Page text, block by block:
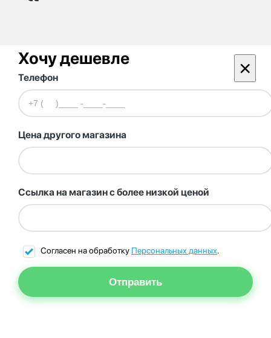
Хочу дешевле ×
Телефон
Цена другого магазина
Ссылка на магазин с более низкой ценой
Согласен на обработку Персональных данных.
Отправить